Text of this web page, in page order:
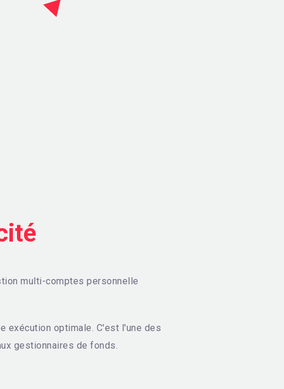
multi-comptes personnelle
exécution optimale. C'est l'une des
gestionnaires de fonds.